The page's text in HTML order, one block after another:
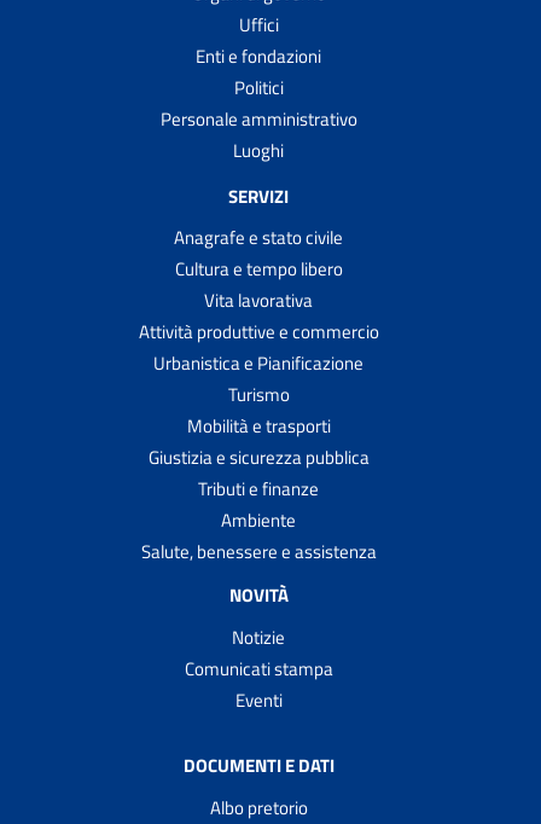
Uffici
Enti e fondazioni
Politici
Personale amministrativo
Luoghi
SERVIZI
Anagrafe e stato civile
Cultura e tempo libero
Vita lavorativa
Attività produttive e commercio
Urbanistica e Pianificazione
Turismo
Mobilità e trasporti
Giustizia e sicurezza pubblica
Tributi e finanze
Ambiente
Salute, benessere e assistenza
NOVITÀ
Notizie
Comunicati stampa
Eventi
DOCUMENTI E DATI
Albo pretorio